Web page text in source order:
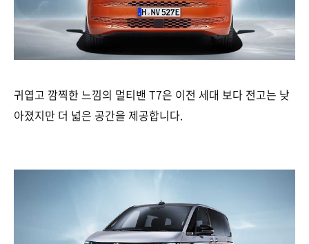
귀엽고 깜찍한 느낌의 멀티밴 T7은 이전 세대 보다 전고는 낮
아졌지만 더 넓은 공간을 제공합니다.